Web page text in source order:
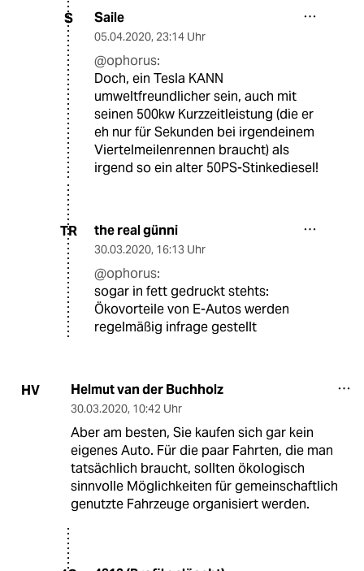
S Saile
05.04.2020, 23:14 Uhr
@ophorus:
Doch, ein Tesla KANN
umweltfreundlicher sein, auch mit
seinen 500kw Kurzzeitleistung (die er
eh nur für Sekunden bei irgendeinem
Viertelmeilenrennen braucht) als
irgend so ein alter 50PS-Stinkediesel!
TR the real günni
30.03.2020, 16:13 Uhr
@ophorus:
sogar in fett gedruckt stehts:
Ökovorteile von E-Autos werden
regelmäßig infrage gestellt
HV Helmut van der Buchholz
30.03.2020, 10:42 Uhr
Aber am besten, Sie kaufen sich gar kein
eigenes Auto. Für die paar Fahrten, die man
tatsächlich braucht, sollten ökologisch
sinnvolle Möglichkeiten für gemeinschaftlich
genutzte Fahrzeuge organisiert werden.